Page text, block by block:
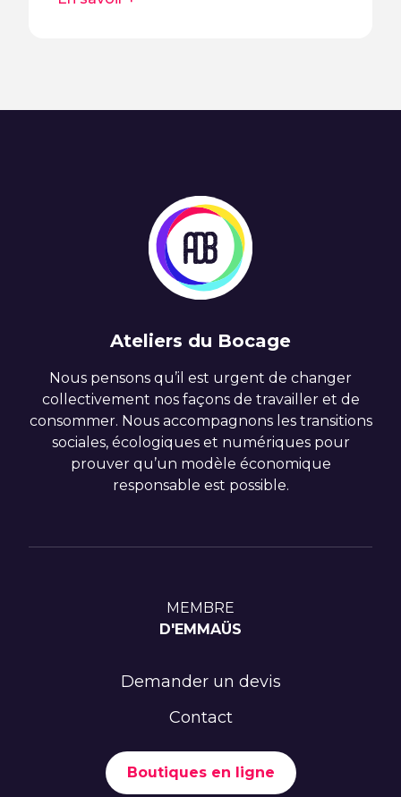
Ateliers du Bocage
Nous pensons qu’il est urgent de changer
collectivement nos façons de travailler et de
consommer. Nous accompagnons les transitions
sociales, écologiques et numériques pour
prouver qu’un modèle économique
responsable est possible.
MEMBRE
D'EMMAÜS
Demander un devis
Contact
Boutiques en ligne